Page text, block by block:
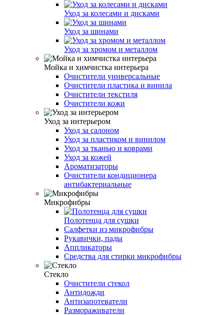
Уход за колесами и дисками
Уход за шинами
Уход за хромом и металлом
Мойка и химчистка интерьера
Очистители универсальные
Очистители пластика и винила
Очистители текстиля
Очистители кожи
Уход за интерьером
Уход за салоном
Уход за пластиком и винилом
Уход за тканью и коврами
Уход за кожей
Ароматизаторы
Очистители кондиционера
антибактериальные
Микрофибры
Полотенца для сушки
Салфетки из микрофибры
Рукавички, пады
Аппликаторы
Средства для стирки микрофибры
Стекло
Очистители стекол
Антидожди
Антизапотеватели
Размораживатели